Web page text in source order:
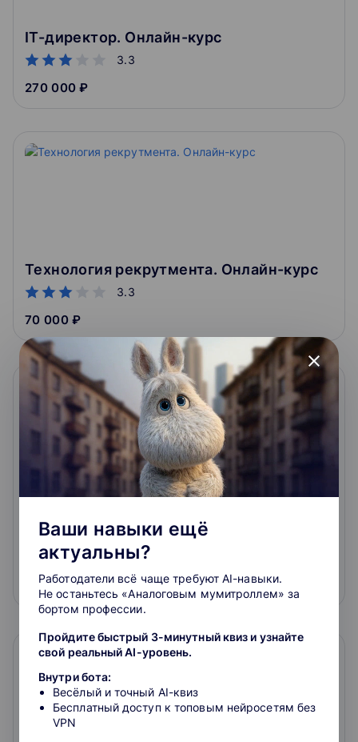
IT-директор. Онлайн-курс
3.3
270 000 ₽
Технология рекрутмента. Онлайн-курс
3.3
70 000 ₽
Директор по правовым вопросам.
Профессиональная переподготовка.
Онлайн-курс
3.3
270 000 ₽
close
Ваши навыки ещё
актуальны?
Работодатели всё чаще требуют AI-навыки.
Не останьтесь «Аналоговым мумитроллем» за
бортом профессии.
Пройдите быстрый 3-минутный квиз и узнайте
свой реальный AI-уровень.
Внутри бота:
Весёлый и точный AI-квиз
Бесплатный доступ к топовым нейросетям без
VPN